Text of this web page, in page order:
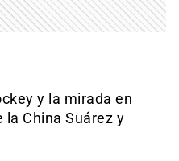
y la mirada en
la China Suárez y